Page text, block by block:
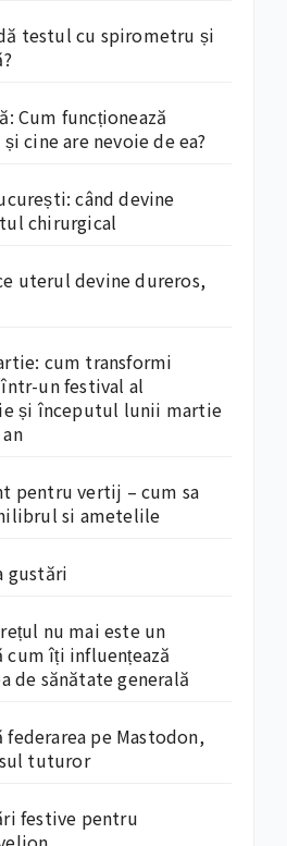
testul cu spirometru și
Cum funcționează
cine are nevoie de ea?
când devine
chirurgical
uterul devine dureros,
cum transformi
un festival al
și începutul lunii martie
pentru vertij – cum sa
si ametelile
gustări
nu mai este un
îți influențează
de sănătate generală
federarea pe Mastodon,
tuturor
festive pentru